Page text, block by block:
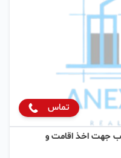
تماس
جهت اخذ اقامت و